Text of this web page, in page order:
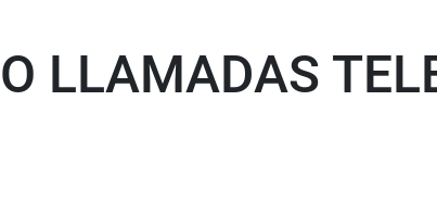
LLAMADAS